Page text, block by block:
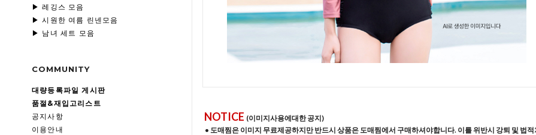
▶ 레깅스 모음
▶ 시원한 여름 린넨모음
▶ 남녀 세트 모음
COMMUNITY
대량등록파일 게시판
품절&재입고리스트
공지사항
이용안내
NOTICE (이미지사용에대한 공지)
• 도매찜은 이미지 무료제공하지만 반드시 상품은 도매찜에서 구매하셔야합니다. 이를 위반시 강퇴 및 법